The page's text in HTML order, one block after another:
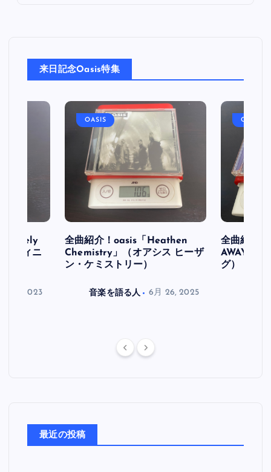
来日記念Oasis特集
フィニ
30, 2023
OASIS
全曲紹介！oasis「Heathen
Chemistry」（オアシス ヒーザ
ン・ケミストリー）
音楽を語る人 6月 26, 2025
OASIS
全曲紹介
AWAY」
グ）
最近の投稿